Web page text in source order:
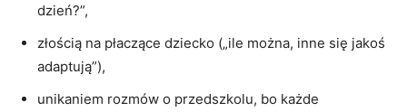
dzień?”,
złością na płaczące dziecko („ile można, inne się jakoś
adaptują”),
unikaniem rozmów o przedszkolu, bo każde